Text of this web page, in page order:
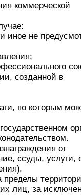
коммерческой
иное не
созданной в
по которым
от
ссуды, услуги,
лиц, за